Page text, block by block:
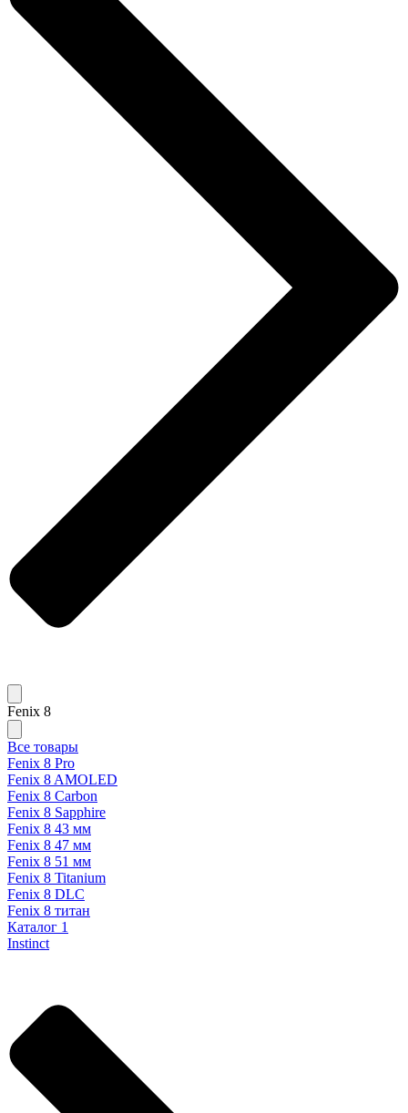
Fenix 8
Все товары
Fenix 8 Pro
Fenix 8 AMOLED
Fenix 8 Carbon
Fenix 8 Sapphire
Fenix 8 43 мм
Fenix 8 47 мм
Fenix 8 51 мм
Fenix 8 Titanium
Fenix 8 DLC
Fenix 8 титан
Каталог 1
Instinct